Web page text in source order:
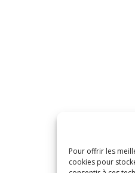
Pour offrir les
cookies pour